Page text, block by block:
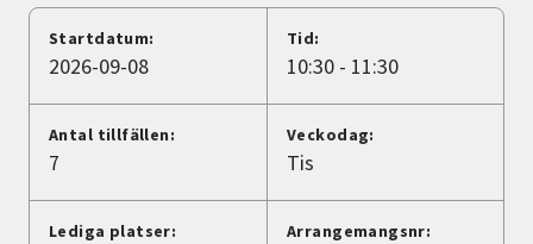
Nyheter
Avdelningar
Lyssna
Startdatum:
2026-09-08
Tid:
10:30 - 11:30
Antal tillfällen:
7
Veckodag:
Tis
Lediga platser: Arrangemangsnr: